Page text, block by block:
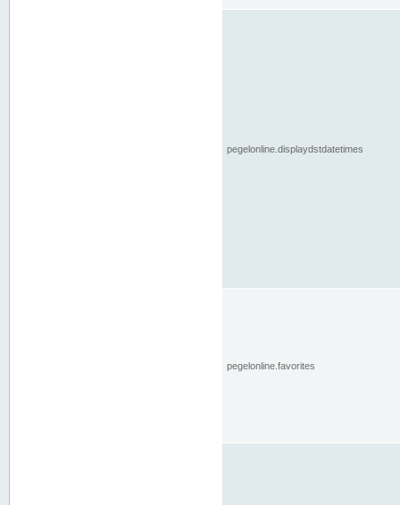
pegelonline.displaydstdatetimes
pegelonline.favorites